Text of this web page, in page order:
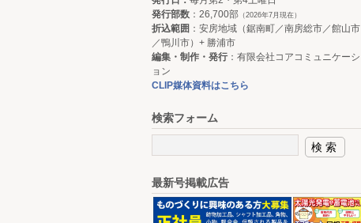
発行部数 ：26,700部 （2026年7月現在）
折込範囲 ：安房地域（鋸南町／南房総市／館山市
／鴨川市）+ 勝浦市
編集・制作・発行：有限会社コアコミュニケーシ
ョン
CLIP媒体資料はこちら
検索フォーム
最新号掲載広告